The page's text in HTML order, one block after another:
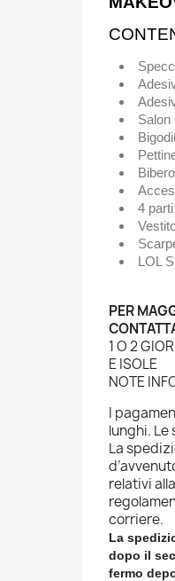
Salon
4
LOL
PER
1 O 2
E ISOLE
NOTE
I
lunghi.
La
relativi
corriere.
La
dopo il
fermo